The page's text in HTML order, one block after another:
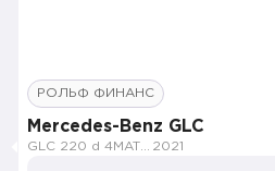
РОЛЬФ ФИНАНС
Mercedes-Benz GLC
2021